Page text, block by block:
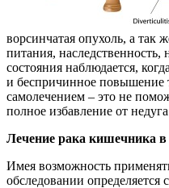
ворсинчатая опухоль, а так
питания,
состояния наблюдается,
и беспричинное повышение
самолечением – это не
полное избавление от
Лечение рака кишечника в
Имея возможность
обследовании